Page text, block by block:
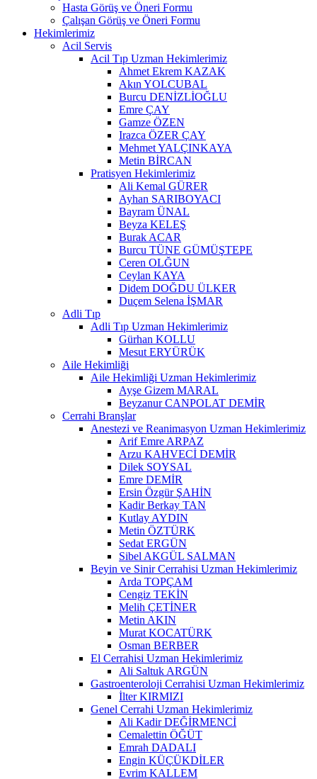
Hasta Görüş ve Öneri Formu
Çalışan Görüş ve Öneri Formu
Hekimlerimiz
Acil Servis
Acil Tıp Uzman Hekimlerimiz
Ahmet Ekrem KAZAK
Akın YOLCUBAL
Burcu DENİZLİOĞLU
Emre ÇAY
Gamze ÖZEN
Irazca ÖZER ÇAY
Mehmet YALÇINKAYA
Metin BİRCAN
Pratisyen Hekimlerimiz
Ali Kemal GÜRER
Ayhan SARIBOYACI
Bayram ÜNAL
Beyza KELEŞ
Burak ACAR
Burcu TÜNE GÜMÜŞTEPE
Ceren OLĞUN
Ceylan KAYA
Didem DOĞDU ÜLKER
Duçem Selena İŞMAR
Adli Tıp
Adli Tıp Uzman Hekimlerimiz
Gürhan KOLLU
Mesut ERYÜRÜK
Aile Hekimliği
Aile Hekimliği Uzman Hekimlerimiz
Ayşe Gizem MARAL
Beyzanur CANPOLAT DEMİR
Cerrahi Branşlar
Anestezi ve Reanimasyon Uzman Hekimlerimiz
Arif Emre ARPAZ
Arzu KAHVECİ DEMİR
Dilek SOYSAL
Emre DEMİR
Ersin Özgür ŞAHİN
Kadir Berkay TAN
Kutlay AYDIN
Metin ÖZTÜRK
Sedat ERGÜN
Sibel AKGÜL SALMAN
Beyin ve Sinir Cerrahisi Uzman Hekimlerimiz
Arda TOPÇAM
Cengiz TEKİN
Melih ÇETİNER
Metin AKIN
Murat KOCATÜRK
Osman BERBER
El Cerrahisi Uzman Hekimlerimiz
Ali Saltuk ARGÜN
Gastroenteroloji Cerrahisi Uzman Hekimlerimiz
İlter KIRMIZI
Genel Cerrahi Uzman Hekimlerimiz
Ali Kadir DEĞİRMENCİ
Cemalettin ÖĞÜT
Emrah DADALI
Engin KÜÇÜKDİLER
Evrim KALLEM